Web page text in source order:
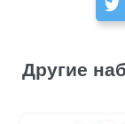
Другие